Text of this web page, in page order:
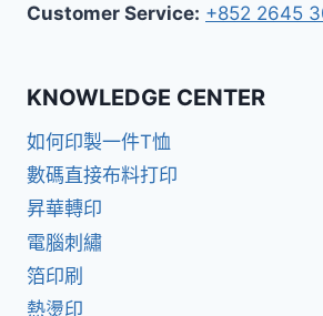
Customer Service: +852 2645
KNOWLEDGE CENTER
如何印製一件T恤
數碼直接布料打印
昇華轉印
電腦刺繡
箔印刷
熱燙印